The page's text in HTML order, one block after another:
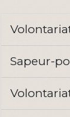
Sapeur-